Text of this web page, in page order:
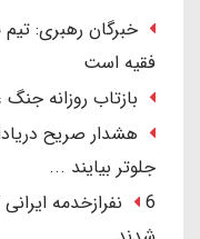
خبرگان رهبری:
فقیه است
بازتاب روزانه
هشدار صریح
جلوتر بیایند ...
6 نفرازخدمه